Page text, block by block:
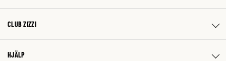
CLUB ZIZZI
HJÄLP